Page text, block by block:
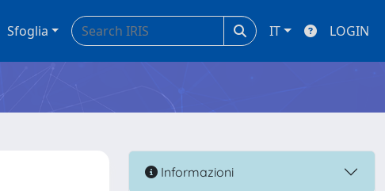
Sfoglia IT LOGIN
Informazioni